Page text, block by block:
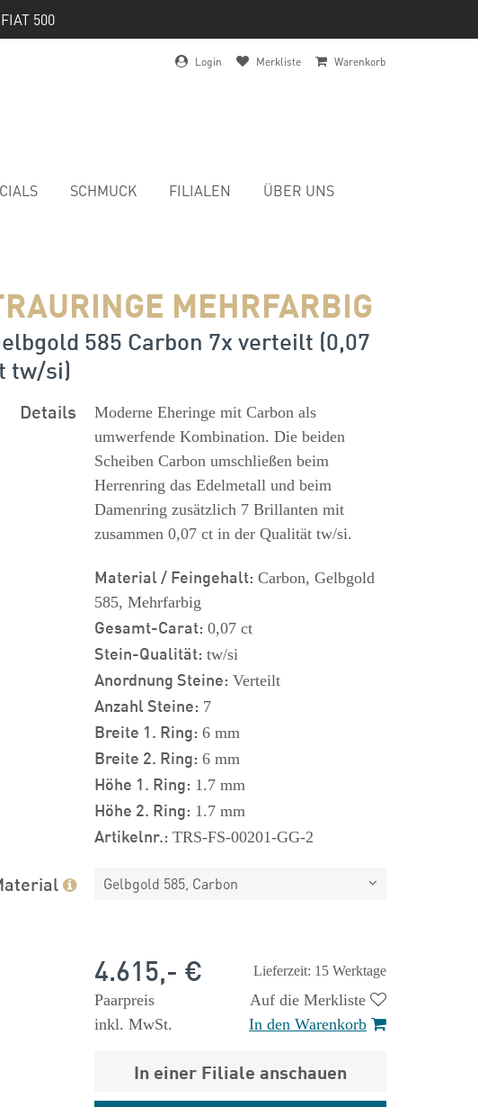
500
Login Merkliste Warenkorb
SCHMUCK FILIALEN ÜBER UNS
MEHRFARBIG
585 Carbon 7x verteilt (0,07
tw/si)
Details
Moderne Eheringe mit Carbon als
umwerfende Kombination. Die beiden
Scheiben Carbon umschließen beim
Herrenring das Edelmetall und beim
Damenring zusätzlich 7 Brillanten mit
zusammen 0,07 ct in der Qualität tw/si.
Material / Feingehalt: Carbon, Gelbgold
585, Mehrfarbig
Gesamt-Carat: 0,07 ct
Stein-Qualität: tw/si
Anordnung Steine: Verteilt
Anzahl Steine: 7
Breite 1. Ring: 6 mm
Breite 2. Ring: 6 mm
Höhe 1. Ring: 1.7 mm
Höhe 2. Ring: 1.7 mm
Artikelnr.: TRS-FS-00201-GG-2
Gelbgold 585, Carbon
Lieferzeit: 15 Werktage
4.615,- €
Paarpreis
inkl. MwSt.
Auf die Merkliste
In den Warenkorb
In einer Filiale anschauen